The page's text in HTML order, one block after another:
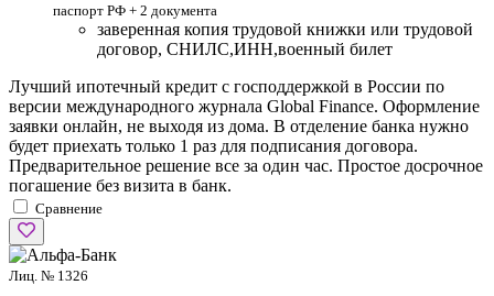
паспорт РФ + 2 документа
заверенная копия трудовой книжки или трудовой
договор, СНИЛС,ИНН,военный билет
Лучший ипотечный кредит с господдержкой в России по
версии международного журнала Global Finance. Оформление
заявки онлайн, не выходя из дома. В отделение банка нужно
будет приехать только 1 раз для подписания договора.
Предварительное решение все за один час. Простое досрочное
погашение без визита в банк.
Сравнение
Лиц. № 1326